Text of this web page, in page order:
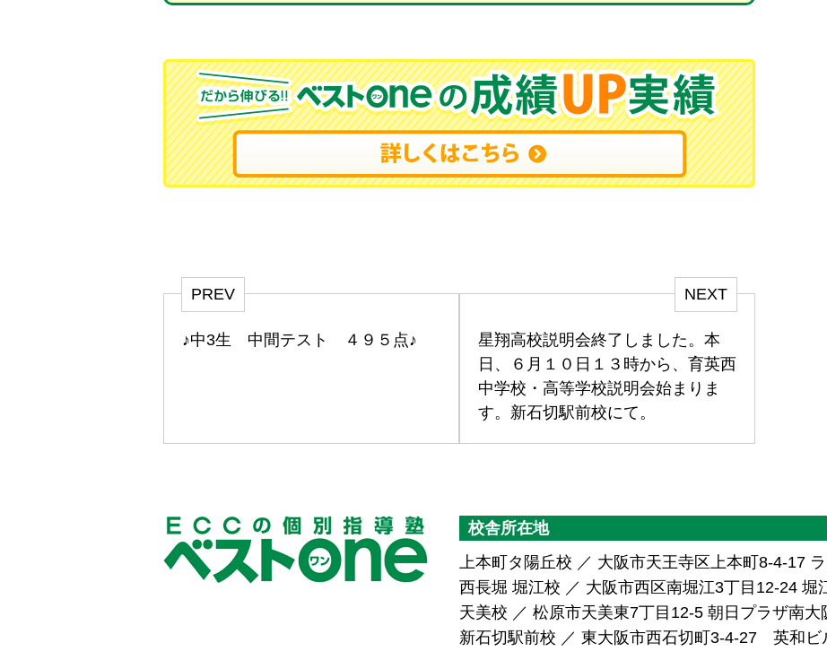
PREV
♪中3生 中間テスト ４９５点♪
NEXT
星翔高校説明会終了しました。本
日、６月１０日１３時から、育英西
中学校・高等学校説明会始まりま
す。新石切駅前校にて。
校舎所在地
上本町タ陽丘校 ／ 大阪市天王寺区上本町8-4-17
西長堀 堀江校 ／ 大阪市西区南堀江3丁目12-24 堀
天美校 ／ 松原市天美東7丁目12-5 朝日プラザ南
新石切駅前校 ／ 東大阪市西石切町3-4-27 英和ビ